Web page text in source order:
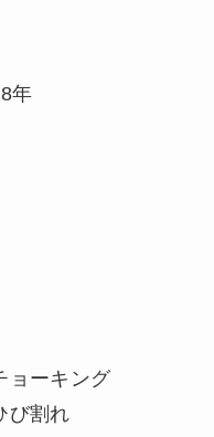
年
ョーキング
び割れ